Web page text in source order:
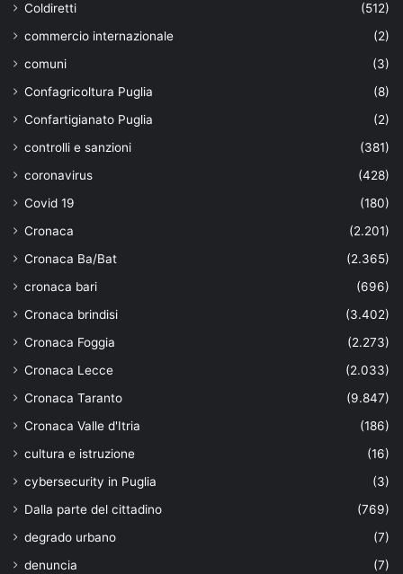
Coldiretti
(512)
commercio internazionale
(2)
comuni
(3)
Confagricoltura Puglia
(8)
Confartigianato Puglia
(2)
controlli e sanzioni
(381)
coronavirus
(428)
Covid 19
(180)
Cronaca
(2.201)
Cronaca Ba/Bat
(2.365)
cronaca bari
(696)
Cronaca brindisi
(3.402)
Cronaca Foggia
(2.273)
Cronaca Lecce
(2.033)
Cronaca Taranto
(9.847)
Cronaca Valle d'Itria
(186)
cultura e istruzione
(16)
cybersecurity in Puglia
(3)
Dalla parte del cittadino
(769)
degrado urbano
(7)
denuncia
(7)